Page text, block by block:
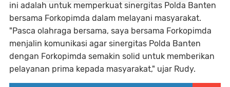
ini adalah untuk memperkuat sinergitas Polda Banten
bersama Forkopimda dalam melayani masyarakat.
"Pasca olahraga bersama, saya bersama Forkopimda
menjalin komunikasi agar sinergitas Polda Banten
dengan Forkopimda semakin solid untuk memberikan
pelayanan prima kepada masyarakat," ujar Rudy.